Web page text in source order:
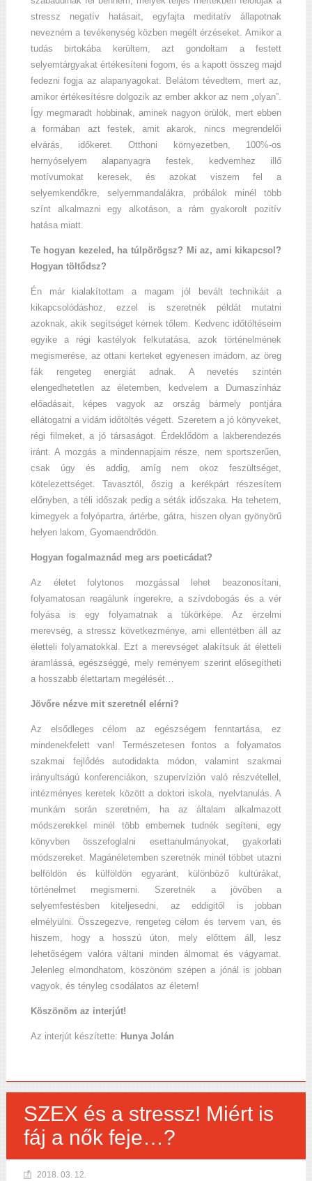
stressz negatív hatásait, egyfajta meditatív állapotnak
nevezném a tevékenység közben megélt érzéseket. Amikor a
tudás birtokába kerültem, azt gondoltam a festett
selyemtárgyakat értékesíteni fogom, és a kapott összeg majd
fedezni fogja az alapanyagokat. Belátom tévedtem, mert az,
amikor értékesítésre dolgozik az ember akkor az nem „olyan”.
Így megmaradt hobbinak, aminek nagyon örülök, mert ebben
a formában azt festek, amit akarok, nincs megrendelői
elvárás, időkeret. Otthoni környezetben, 100%-os
hernyóselyem alapanyagra festek, kedvemhez illő
motívumokat keresek, és azokat viszem fel a
selyemkendőkre, selyemmandalákra, próbálok minél több
színt alkalmazni egy alkotáson, a rám gyakorolt pozitív
hatása miatt.
Te hogyan kezeled, ha túlpörögsz? Mi az, ami kikapcsol?
Hogyan töltődsz?
Én már kialakítottam a magam jól bevált technikáit a
kikapcsolódáshoz, ezzel is szeretnék példát mutatni
azoknak, akik segítséget kérnek tőlem. Kedvenc időtöltéseim
egyike a régi kastélyok felkutatása, azok történelmének
megismerése, az ottani kerteket egyenesen imádom, az öreg
fák rengeteg energiát adnak. A nevetés szintén
elengedhetetlen az életemben, kedvelem a Dumaszínház
előadásait, képes vagyok az ország bármely pontjára
ellátogatni a vidám időtöltés végett. Szeretem a jó könyveket,
régi filmeket, a jó társaságot. Érdeklődöm a lakberendezés
iránt. A mozgás a mindennapjaim része, nem sportszerűen,
csak úgy és addig, amíg nem okoz feszültséget,
kötelezettséget. Tavasztól, őszig a kerékpárt részesítem
előnyben, a téli időszak pedig a séták időszaka. Ha tehetem,
kimegyek a folyópartra, ártérbe, gátra, hiszen olyan gyönyörű
helyen lakom, Gyomaendrődön.
Hogyan fogalmaznád meg ars poeticádat?
Az életet folytonos mozgással lehet beazonosítani,
folyamatosan reagálunk ingerekre, a szívdobogás és a vér
folyása is egy folyamatnak a tükörképe. Az érzelmi
merevség, a stressz következménye, ami ellentétben áll az
életteli folyamatokkal. Ezt a merevséget alakítsuk át életteli
áramlássá, egészséggé, mely reményem szerint elősegítheti
a hosszabb élettartam megélését…
Jövőre nézve mit szeretnél elérni?
Az elsődleges célom az egészségem fenntartása, ez
mindenekfelett van! Természetesen fontos a folyamatos
szakmai fejlődés autodidakta módon, valamint szakmai
irányultságú konferenciákon, szupervízión való részvétellel,
intézményes keretek között a doktori iskola, nyelvtanulás. A
munkám során szeretném, ha az általam alkalmazott
módszerekkel minél több embernek tudnék segíteni, egy
könyvben összefoglalni esettanulmányokat, gyakorlati
módszereket. Magánéletemben szeretnék minél többet utazni
belföldön és külföldön egyaránt, különböző kultúrákat,
történelmet megismerni. Szeretnék a jövőben a
selyemfestésben kiteljesedni, az eddigitől is jobban
elmélyülni. Összegezve, rengeteg célom és tervem van, és
hiszem, hogy a hosszú úton, mely előttem áll, lesz
lehetőségem valóra váltani minden álmomat és vágyamat.
Jelenleg elmondhatom, köszönöm szépen a jónál is jobban
vagyok, és tényleg csodálatos az életem!
Köszönöm az interjút!
Az interjút készítette: Hunya Jolán
SZEX és a stressz! Miért is
fáj a nők feje…?
2018. 03. 12.